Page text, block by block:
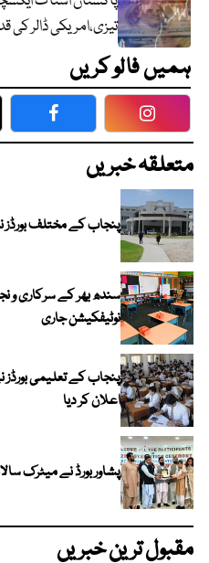
تیزی،امریکی ڈالر کی
ہمیں فالو کریں
Facebook
متعلقہ خبریں
پنجاب کے مختلف بورڈز
سندھ بھر کے سرکاری و
نوٹیفکیشن جاری
اعلان کر دیا
پشاور بورڈ نے میٹرک
مقبول ترین خبریں